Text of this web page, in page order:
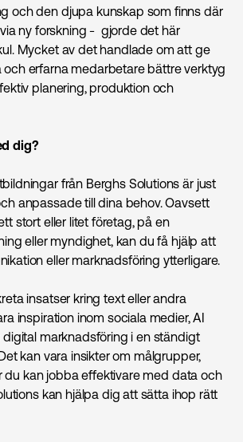
och den djupa kunskap som finns där
ny forskning - gjorde det här
Mycket av det handlade om att ge
erfarna medarbetare bättre verktyg
planering, produktion och
dig?
från Berghs Solutions är just
anpassade till dina behov. Oavsett
stort eller litet företag, på en
eller myndighet, kan du få hjälp att
eller marknads­föring ytterligare.
insatser kring text eller andra
inspiration inom sociala medier, AI
marknads­föring i en ständigt
kan vara insikter om målgrupper,
du kan jobba effektivare med data och
kan hjälpa dig att sätta ihop rätt